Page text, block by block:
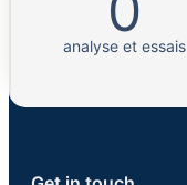
analyse et essais